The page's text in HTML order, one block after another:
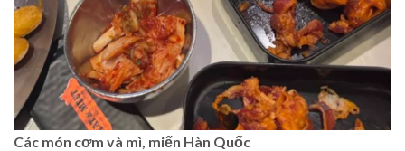
Các món cơm và mì, miến Hàn Quốc